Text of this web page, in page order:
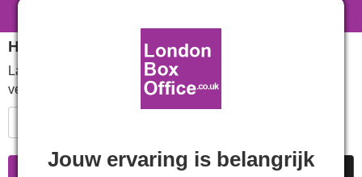
Hou me op de hoogte
Laat me weten wanneertickets voor
verkoop zijnLet me know when.
Informatie Goedkope kaarten Beoordelingen
Jouw ervaring is belangrijk